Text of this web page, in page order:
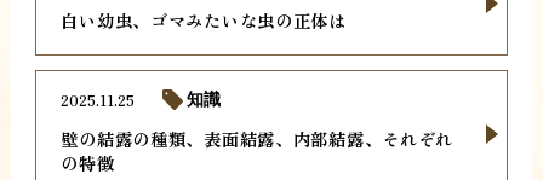
白い幼虫、ゴマみたいな虫の正体は
壁の結露の種類、表面結露、内部結露、それぞれ
の特徴
2025.11.25 知識